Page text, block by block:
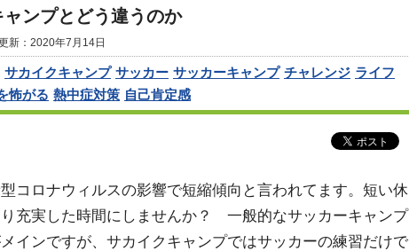
ンプとどう違うのか
新：2020年7月14日
サカイクキャンプ サッカー サッカーキャンプ チャレンジ ライフ
怖がる 熱中症対策 自己肯定感
コロナウィルスの影響で短縮傾向と言われてます。短い休
充実した時間にしませんか？ 一般的なサッカーキャンプ
インですが、サカイクキャンプではサッカーの練習だけで